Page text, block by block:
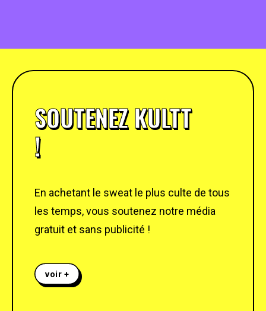
SOUTENEZ KULTT
!
En achetant le sweat le plus culte de tous
les temps, vous soutenez notre média
gratuit et sans publicité !
voir +